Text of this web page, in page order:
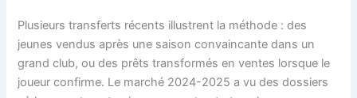
Plusieurs transferts récents illustrent la méthode : des
jeunes vendus après une saison convaincante dans un
grand club, ou des prêts transformés en ventes lorsque le
joueur confirme. Le marché 2024-2025 a vu des dossiers